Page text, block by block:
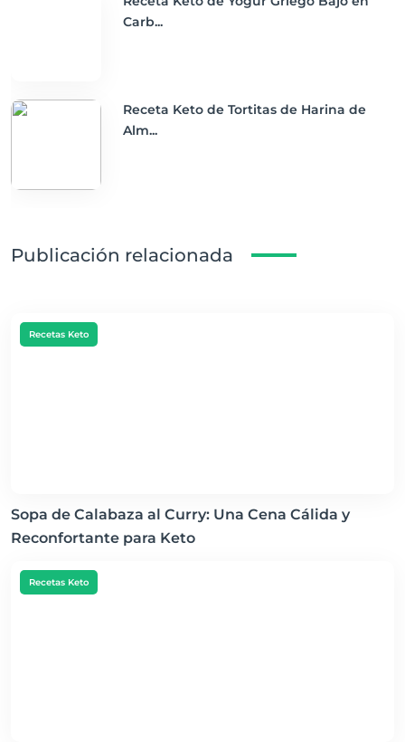
Carb...
Receta Keto de Tortitas de Harina de
Alm...
Publicación relacionada
Recetas Keto
Sopa de Calabaza al Curry: Una Cena Cálida y
Reconfortante para Keto
Recetas Keto